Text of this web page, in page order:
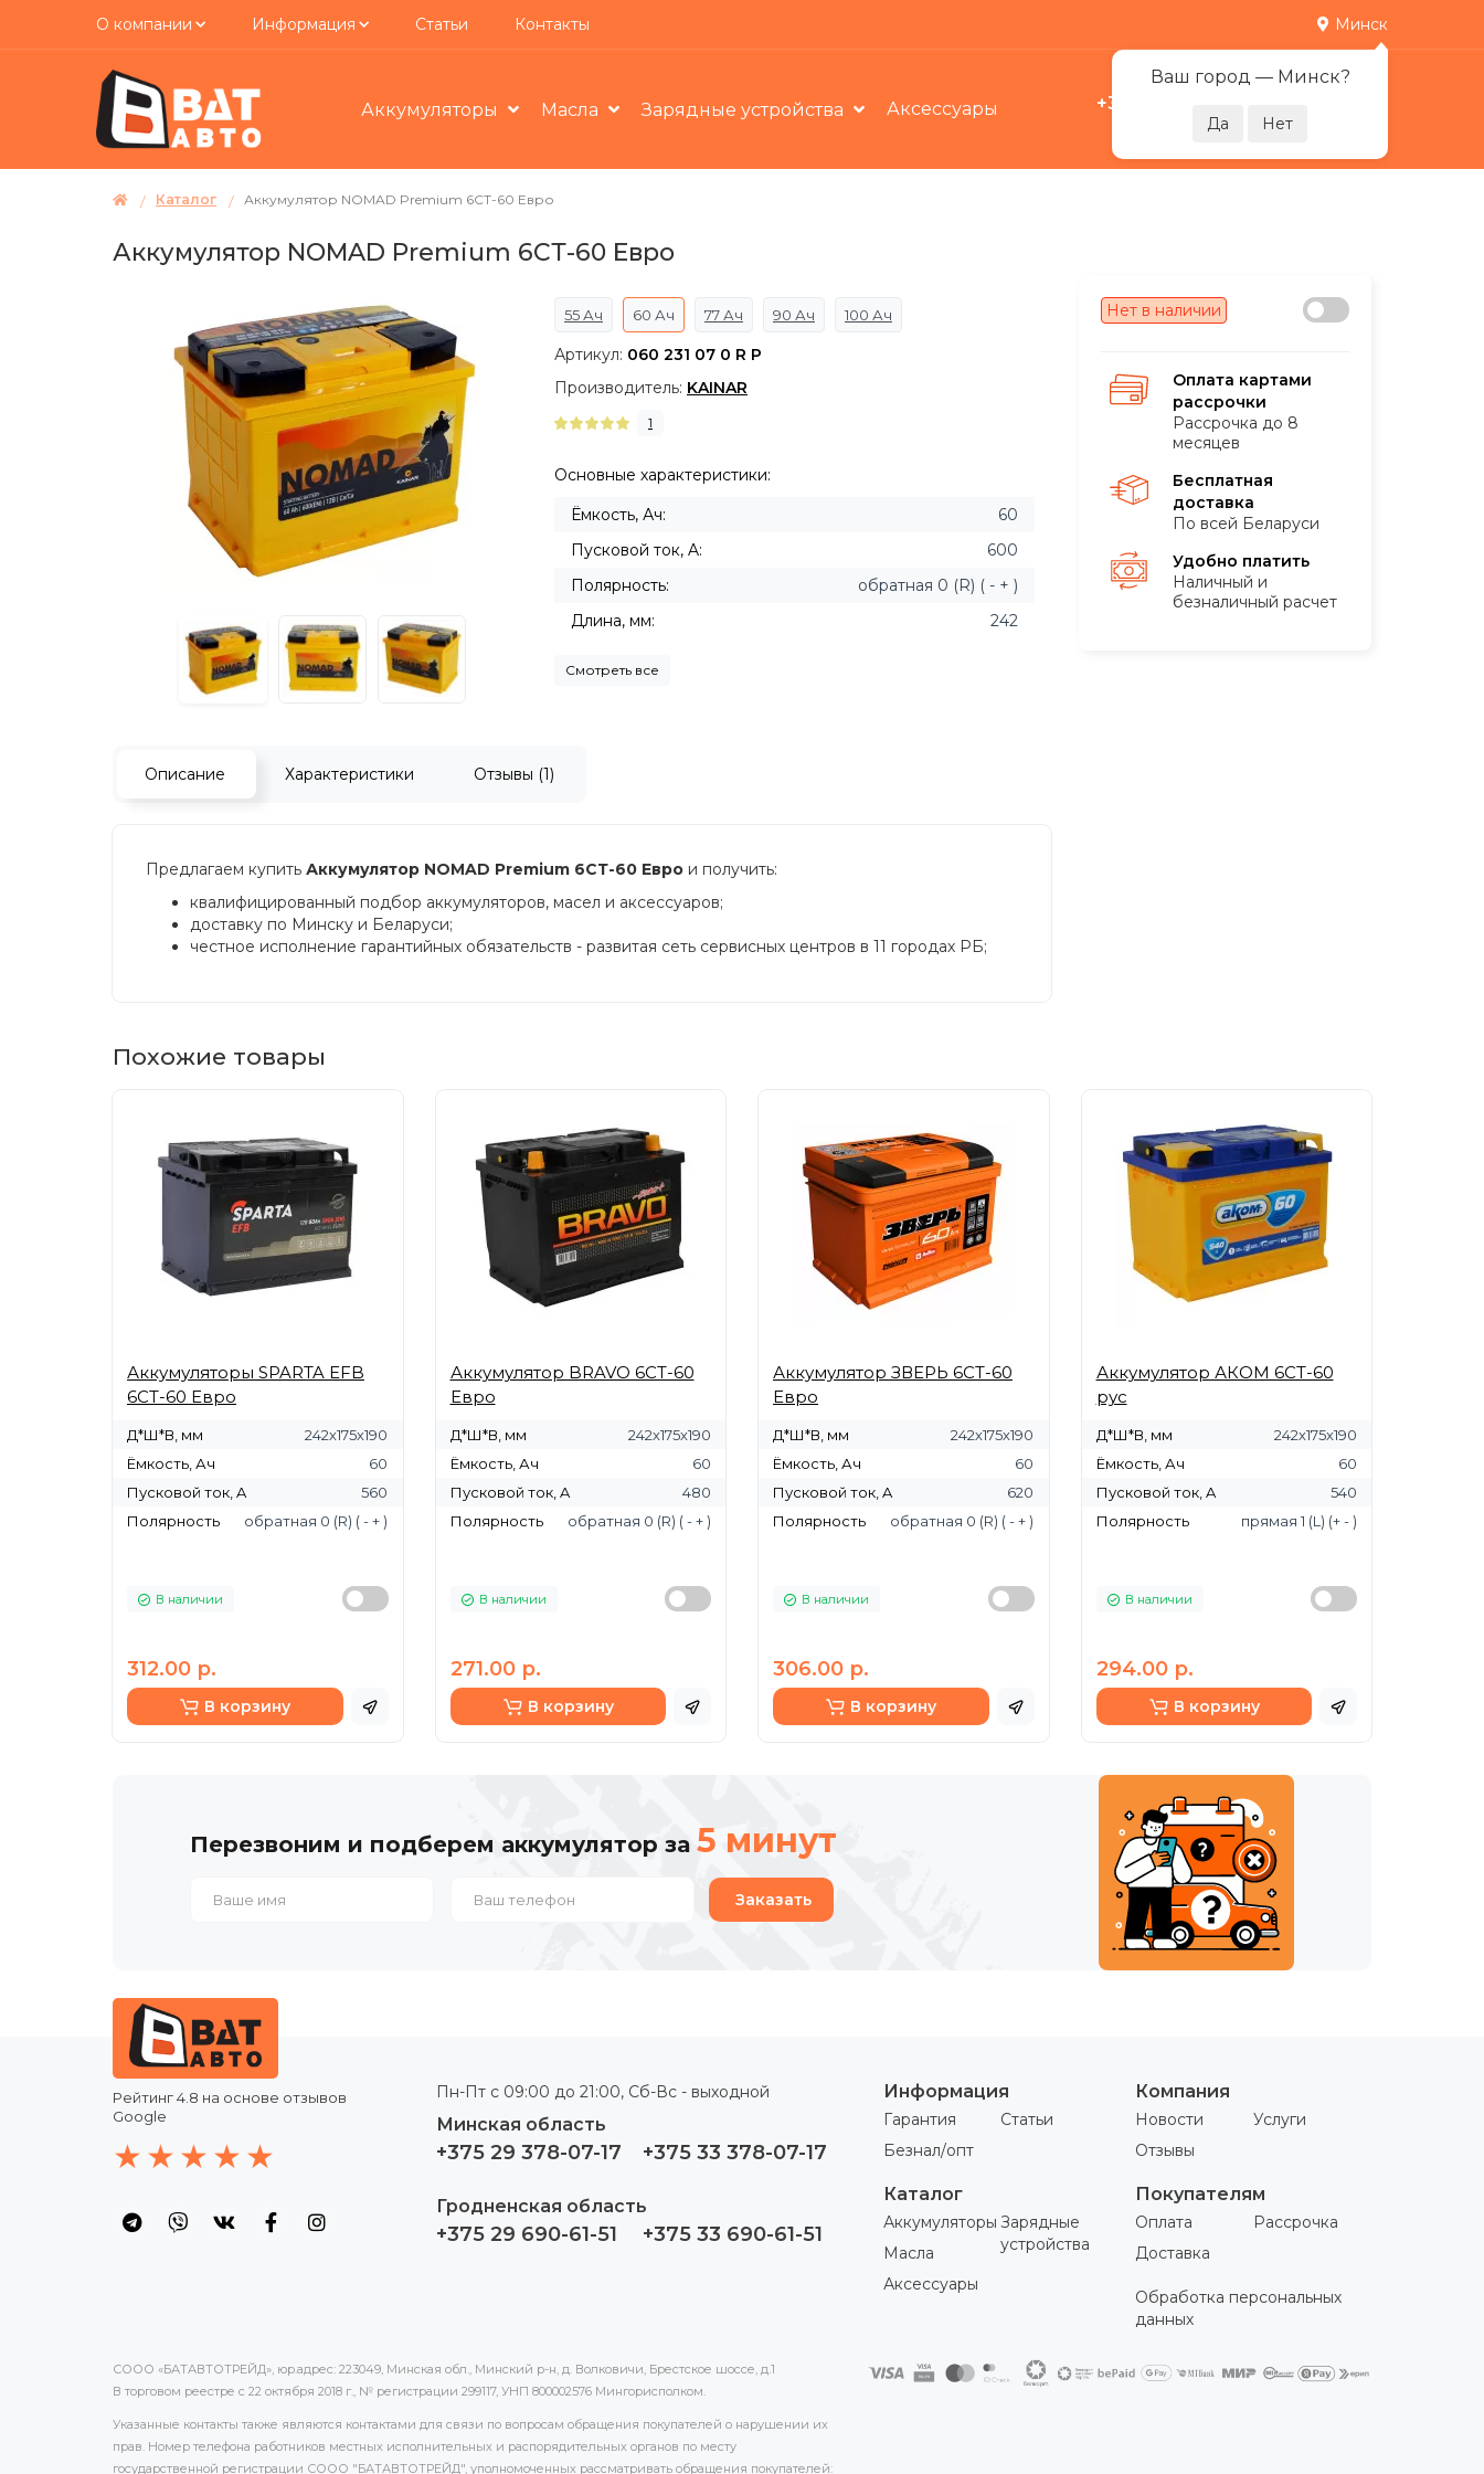
О компании Информация Статьи Контакты Минск
Ваш город — Минск?
Аккумуляторы
Масла Зарядные устройства Аксессуары +375 29 378-07-17
Пн-Пт 09:00-21:00
Каталог Аккумулятор NOMAD Premium 6СТ-60 Евро
Аккумулятор NOMAD Premium 6СТ-60 Евро
55 Ач 60 Ач 77 Ач 90 Ач 100 Ач
Артикул: 060 231 07 0 R P
Производитель: KAINAR
1
Основные характеристики:
Ёмкость, Ач:
60
Пусковой ток, A:
600
Полярность:
обратная 0 (R) ( - + )
Длина, мм:
242
Смотреть все
Нет в наличии
Оплата картами
рассрочки
Рассрочка до 8
месяцев
Бесплатная
доставка
По всей Беларуси
Удобно платить
Наличный и
безналичный расчет
Описание Характеристики Отзывы (1)
Предлагаем купить Аккумулятор NOMAD Premium 6СТ-60 Евро и получить:
квалифицированный подбор аккумуляторов, масел и аксессуаров;
доставку по Минску и Беларуси;
честное исполнение гарантийных обязательств - развитая сеть сервисных центров в 11 городах РБ;
Похожие товары
Аккумуляторы SPARTA EFB
6СТ-60 Евро
Д*Ш*В, мм
242х175х190
Ёмкость, Ач
60
Пусковой ток, A
560
Полярность
обратная 0 (R) ( - + )
В наличии
312.00 р.
В корзину
Аккумулятор BRAVO 6СТ-60
Евро
Д*Ш*В, мм
242х175х190
Ёмкость, Ач
60
Пусковой ток, A
480
Полярность
обратная 0 (R) ( - + )
В наличии
271.00 р.
В корзину
Аккумулятор ЗВЕРЬ 6СТ-60
Евро
Д*Ш*В, мм
242х175х190
Ёмкость, Ач
60
Пусковой ток, A
620
Полярность
обратная 0 (R) ( - + )
В наличии
306.00 р.
В корзину
Аккумулятор АКОМ 6СТ-60
рус
Д*Ш*В, мм
242х175х190
Ёмкость, Ач
60
Пусковой ток, A
540
Полярность
прямая 1 (L) (+ - )
В наличии
294.00 р.
В корзину
Перезвоним и подберем аккумулятор за 5 минут
Заказать
Рейтинг4.8 на основе отзывов
Google
Пн-Пт с 09:00 до 21:00, Сб-Вс - выходной
Минская область
+375 29 378-07-17 +375 33 378-07-17
Гродненская область
+375 29 690-61-51 +375 33 690-61-51
Информация
Гарантия
Безнал/опт
Статьи
Компания
Новости
Отзывы
Услуги
Каталог
Аккумуляторы
Масла
Аксессуары
Зарядные
устройства
Покупателям
Оплата
Доставка
Рассрочка
Обработка персональных
данных
СООО «БАТАВТОТРЕЙД», юр.адрес: 223049, Минская обл., Минский р-н, д. Волковичи, Брестское шоссе, д.1
В торговом реестре с 22 октября 2018 г., № регистрации 299117, УНП 800002576 Мингорисполком.
Указанные контакты также являются контактами для связи по вопросам обращения покупателей о нарушении их
прав. Номер телефона работников местных исполнительных и распорядительных органов по месту
государственной регистрации СООО "БАТАВТОТРЕЙД", уполномоченных рассматривать обращения покупателей: